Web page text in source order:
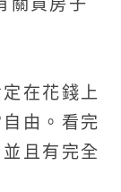
在花錢上
由。看完
且有完全